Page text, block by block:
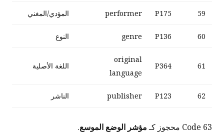
59
P175
performer المؤدي/المغني
60
P136
genre النوع
61
P364
original
language
اللغة الأصلية
62
P123
publisher الناشر
Code 63 محجوز كـ مؤشر الوضع الموسع.